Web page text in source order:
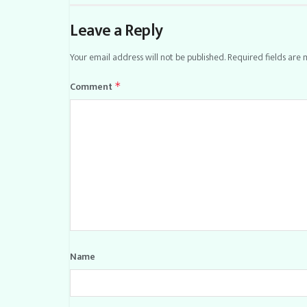
Leave a Reply
Your email address will not be published.Required fields are
Comment *
Name